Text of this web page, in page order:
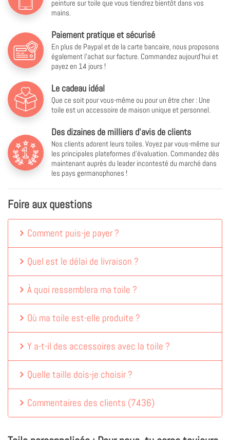
peinture sur toile que vous tiendrez bientôt dans vos
mains.
Paiement pratique et sécurisé
En plus de Paypal et de la carte bancaire, nous proposons
également l'achat sur facture. Commandez aujourd'hui et
payez en 14 jours !
Le cadeau idéal
Que ce soit pour vous-même ou pour un être cher : Une
toile est un accessoire de maison unique et personnel.
Des dizaines de milliers d'avis de clients
Nos clients adorent leurs toiles. Voyez par vous-même sur
les principales plateformes d'évaluation. Commandez dès
maintenant auprès du leader incontesté du marché dans
les pays germanophones !
Foire aux questions
Comment puis-je payer ?
Quel est le délai de livraison ?
À quoi ressemblera ma toile ?
Où ma toile est-elle produite ?
Y a-t-il des accessoires avec la toile ?
Quelle taille dois-je choisir ?
Commentaires des clients (7436)